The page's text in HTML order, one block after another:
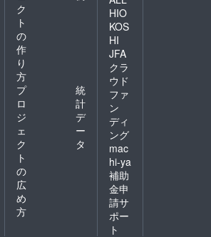
ク
ト
の
作
り
方
プ
ロ
ジ
ェ
ク
ト
の
広
め
方
統
計
デ
ー
タ
HIO
KOS
HI
JFA
クラ
ウド
ファ
ン
ディ
ング
mac
hi-ya
補助
金申
請サ
ポー
ト